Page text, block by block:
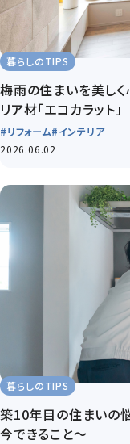
暮らしのTIPS
梅雨の住まいを美し
リア材「エコカラット」
#リフォーム#インテリア
2026.06.02
暮らしのTIPS
築10年目の住まいの
今できること～